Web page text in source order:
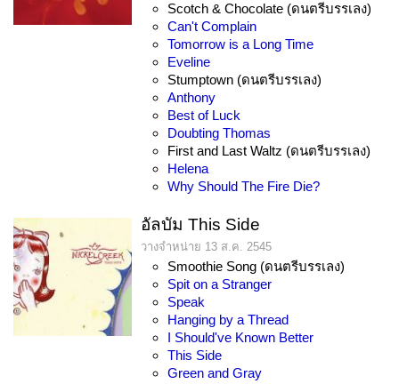
Scotch & Chocolate (ดนตรีบรรเลง)
Can't Complain
Tomorrow is a Long Time
Eveline
Stumptown (ดนตรีบรรเลง)
Anthony
Best of Luck
Doubting Thomas
First and Last Waltz (ดนตรีบรรเลง)
Helena
Why Should The Fire Die?
อัลบัม This Side
วางจำหน่าย 13 ส.ค. 2545
Smoothie Song (ดนตรีบรรเลง)
Spit on a Stranger
Speak
Hanging by a Thread
I Should've Known Better
This Side
Green and Gray